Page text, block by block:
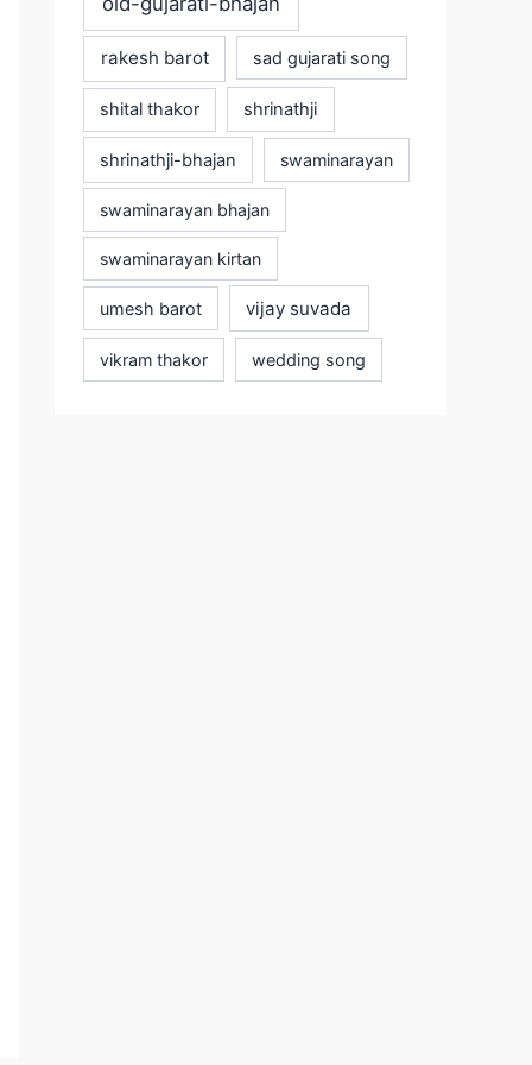
rakesh barot sad gujarati song
shital thakor shrinathji
shrinathji-bhajan swaminarayan
swaminarayan bhajan
swaminarayan kirtan
umesh barot vijay suvada
vikram thakor wedding song